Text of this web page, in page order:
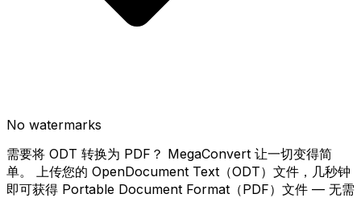
No watermarks
需要将 ODT 转换为 PDF？ MegaConvert 让一切变得简
单。 上传您的 OpenDocument Text（ODT）文件，几秒钟
即可获得 Portable Document Format（PDF）文件 — 无需